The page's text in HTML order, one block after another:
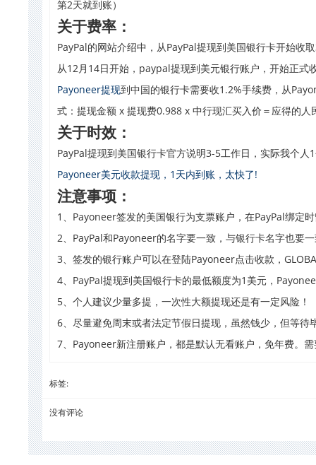
第2天就到账）
关于费率：
PayPal的网站介绍中，从PayPal提现到美国银行卡开始收
从12月14日开始，paypal提现到美元银行账户，开始正式
Payoneer提现到中国的银行卡需要收1.2%手续费，从
式：提现金额 x 提现费0.988 x 中行现汇买入价＝应得的人
关于时效：
PayPal提现到美国银行卡官方说明3-5工作日，实际我个人
Payoneer美元收款提现，1天内到账，太快了!
注意事项：
1、Payoneer签发的美国银行为支票账户，在PayPal绑定
2、PayPal和Payoneer的名字要一致，与银行卡名字也要
3、签发的银行账户可以在登陆Payoneer点击收款，
4、PayPal提现到美国银行卡的最低额度为1美元，
5、个人建议少量多提，一次性大额提现还是有一定风险！
6、尽量避免周末或者法定节假日提现，虽然钱少，但等待
7、Payoneer新注册账户，都是默认无看账户，免年费。
标签:
没有评论